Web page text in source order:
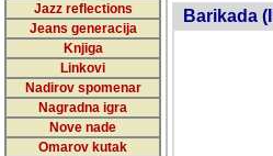
Jazz reflections
Jeans generacija
Knjiga
Linkovi
Nadirov spomenar
Nagradna igra
Nove nade
Omarov kutak
Barikada